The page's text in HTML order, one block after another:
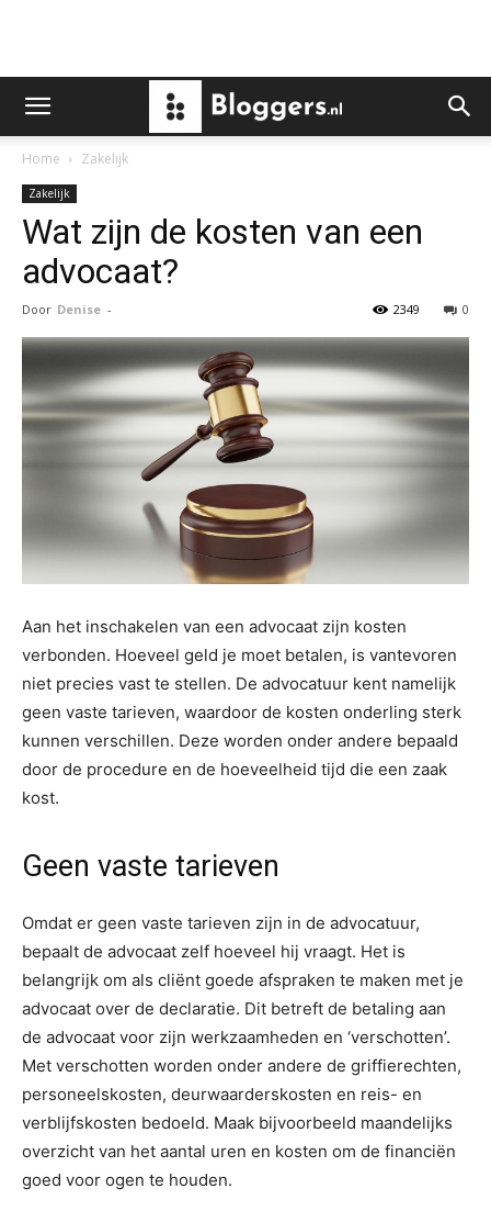
Home Zakelijk
Zakelijk
Wat zijn de kosten van een
advocaat?
Door Denise - 0
2349
Aan het inschakelen van een advocaat zijn kosten
verbonden. Hoeveel geld je moet betalen, is vantevoren
niet precies vast te stellen. De advocatuur kent namelijk
geen vaste tarieven, waardoor de kosten onderling sterk
kunnen verschillen. Deze worden onder andere bepaald
door de procedure en de hoeveelheid tijd die een zaak
kost.
Geen vaste tarieven
Omdat er geen vaste tarieven zijn in de advocatuur,
bepaalt de advocaat zelf hoeveel hij vraagt. Het is
belangrijk om als cliënt goede afspraken te maken met je
advocaat over de declaratie. Dit betreft de betaling aan
de advocaat voor zijn werkzaamheden en ‘verschotten’.
Met verschotten worden onder andere de griffierechten,
personeelskosten, deurwaarderskosten en reis- en
verblijfskosten bedoeld. Maak bijvoorbeeld maandelijks
overzicht van het aantal uren en kosten om de financiën
goed voor ogen te houden.